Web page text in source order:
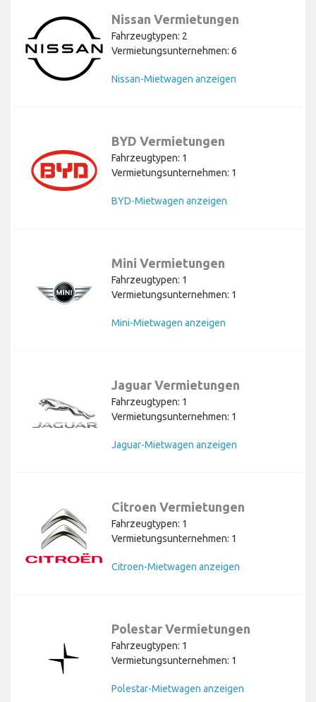
Nissan Vermietungen
Fahrzeugtypen: 2
Vermietungsunternehmen: 6
Nissan-Mietwagen anzeigen
BYD Vermietungen
Fahrzeugtypen: 1
Vermietungsunternehmen: 1
BYD-Mietwagen anzeigen
Mini Vermietungen
Fahrzeugtypen: 1
Vermietungsunternehmen: 1
Mini-Mietwagen anzeigen
Jaguar Vermietungen
Fahrzeugtypen: 1
Vermietungsunternehmen: 1
Jaguar-Mietwagen anzeigen
Citroen Vermietungen
Fahrzeugtypen: 1
Vermietungsunternehmen: 1
Citroen-Mietwagen anzeigen
Polestar Vermietungen
Fahrzeugtypen: 1
Vermietungsunternehmen: 1
Polestar-Mietwagen anzeigen